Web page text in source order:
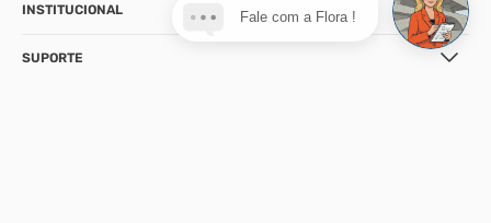
INSTITUCIONAL
SUPORTE
Fale com a Flora !